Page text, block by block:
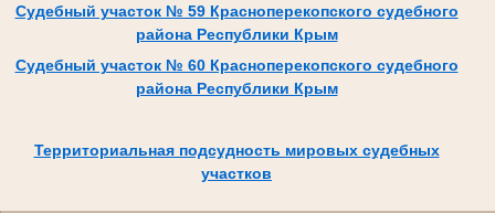
Судебный участок № 59 Красноперекопского судебного
района Республики Крым
Судебный участок № 60 Красноперекопского судебного
района Республики Крым
Территориальная подсудность мировых судебных
участков